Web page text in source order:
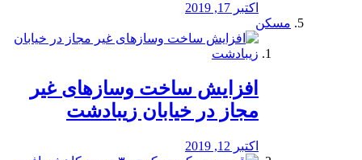
اکتبر 17, 2019
مسکن
افزایش ساخت وسازهای غیر
مجاز در خیابان زیبادشت
اکتبر 12, 2019